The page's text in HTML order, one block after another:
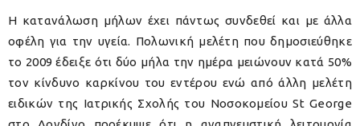
Η κατανάλωση μήλων έχει πάντως συνδεθεί και με άλλα
οφέλη για την υγεία. Πολωνική μελέτη που δημοσιεύθηκε
το 2009 έδειξε ότι δύο μήλα την ημέρα μειώνουν κατά 50%
τον κίνδυνο καρκίνου του εντέρου ενώ από άλλη μελέτη
ειδικών της Ιατρικής Σχολής του Νοσοκομείου St George